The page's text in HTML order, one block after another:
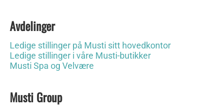
Avdelinger
Ledige stillinger på Musti sitt hovedkontor
Ledige stillinger i våre Musti-butikker
Musti Spa og Velvære
Musti Group